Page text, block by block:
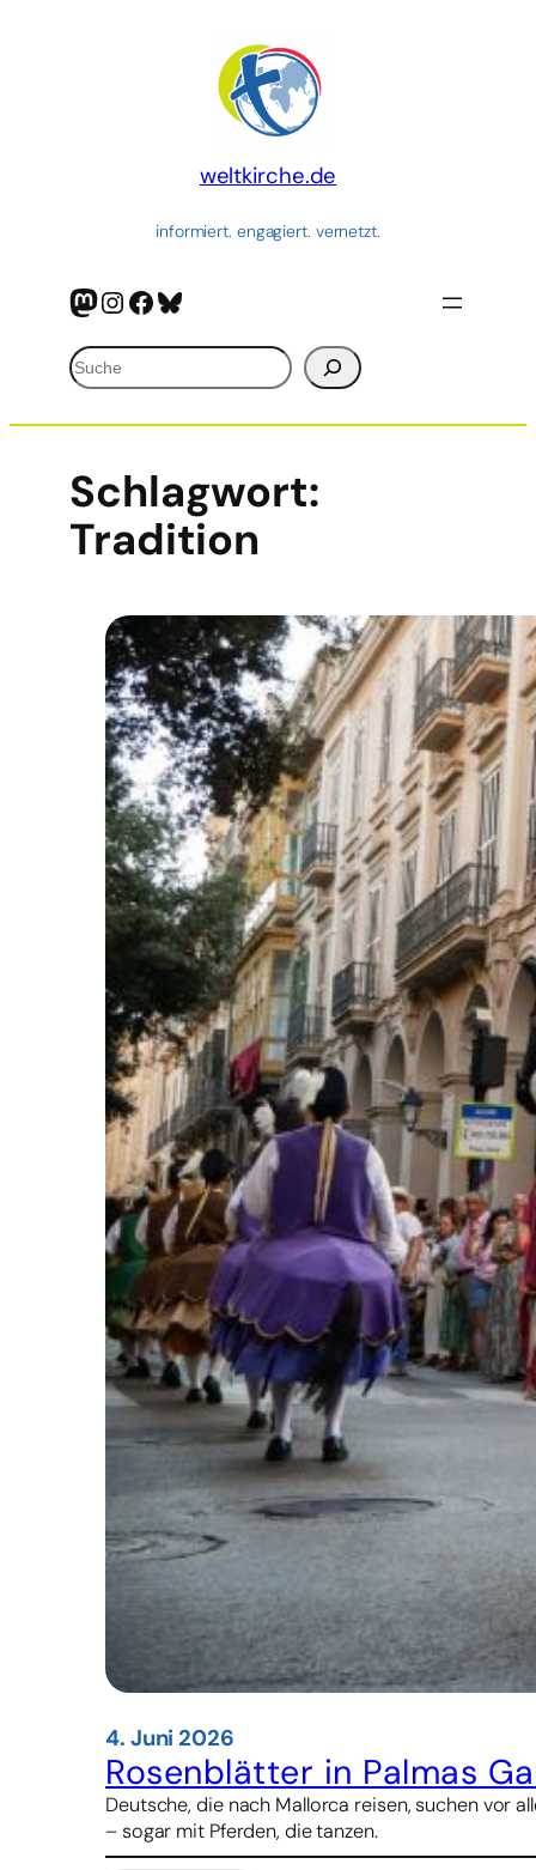
weltkirche.de
informiert. engagiert. vernetzt.
Mastodon
Instagram
Facebook
Bluesky
Suchen
Schlagwort:
Tradition
4. Juni 2026
Rosenblätter in Palmas
Deutsche, die nach Mallorca reisen, suchen vor
– sogar mit Pferden, die tanzen.